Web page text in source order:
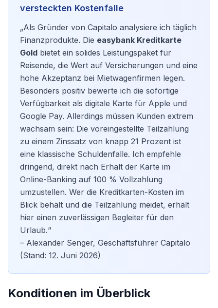
versteckten Kostenfalle
„Als Gründer von Capitalo analysiere ich täglich
Finanzprodukte. Die easybank Kreditkarte
Gold bietet ein solides Leistungspaket für
Reisende, die Wert auf Versicherungen und eine
hohe Akzeptanz bei Mietwagenfirmen legen.
Besonders positiv bewerte ich die sofortige
Verfügbarkeit als digitale Karte für Apple und
Google Pay. Allerdings müssen Kunden extrem
wachsam sein: Die voreingestellte Teilzahlung
zu einem Zinssatz von knapp 21 Prozent ist
eine klassische Schuldenfalle. Ich empfehle
dringend, direkt nach Erhalt der Karte im
Online-Banking auf 100 % Vollzahlung
umzustellen. Wer die Kreditkarten-Kosten im
Blick behält und die Teilzahlung meidet, erhält
hier einen zuverlässigen Begleiter für den
Urlaub.“
– Alexander Senger, Geschäftsführer Capitalo
(Stand: 12. Juni 2026)
Konditionen im Überblick